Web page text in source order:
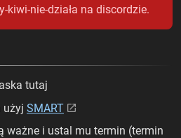
kiwi-nie-działa na discordzie.
tutaj
użyj SMART
ważne i ustal mu termin (termin